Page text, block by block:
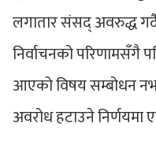
लगातार संसद् अवरुद्ध
निर्वाचनको परिणामसँगै
आएको विषय सम्बोधन
अवरोध हटाउने निर्णयमा